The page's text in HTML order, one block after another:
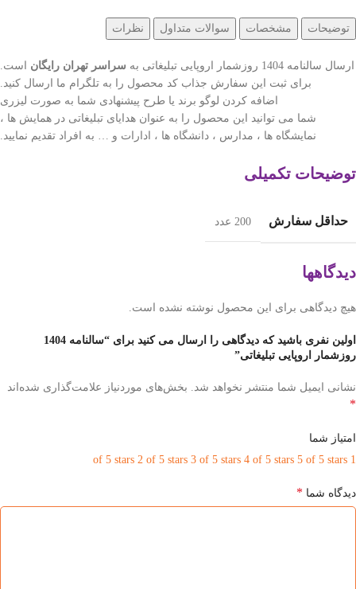
توضیحات مشخصات سوالات متداول نظرات
ارسال سالنامه 1404 روزشمار اروپایی تبلیغاتی به سراسر تهران رایگان است.
برای ثبت این سفارش جذاب کد محصول را به تلگرام ما ارسال کنید.
اضافه کردن لوگو برند یا طرح پیشنهادی شما به صورت لیزری
شما می توانید این محصول را به عنوان هدایای تبلیغاتی در همایش ها ،
نمایشگاه ها ، مدارس ، دانشگاه ها ، ادارات و … به افراد تقدیم نمایید.
توضیحات تکمیلی
حداقل سفارش 200 عدد
دیدگاهها
هیچ دیدگاهی برای این محصول نوشته نشده است.
اولین نفری باشید که دیدگاهی را ارسال می کنید برای “سالنامه 1404
روزشمار اروپایی تبلیغاتی”
نشانی ایمیل شما منتشر نخواهد شد. بخش‌های موردنیاز علامت‌گذاری شده‌اند
*
امتیاز شما
1 of 5 stars
2 of 5 stars 3 of 5 stars 4 of 5 stars 5 of 5 stars
دیدگاه شما *